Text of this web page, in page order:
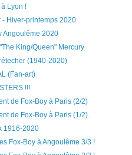
à Lyon !
- Hiver-printemps 2020
Angoulême 2020
King/Queen" Mercury
(1940-2020)
(Fan-art)
!!!
de Fox-Boy à Paris (2/2)
de Fox-Boy à Paris (1/2).
1916-2020
Fox-Boy à Angoulême 3/3 !